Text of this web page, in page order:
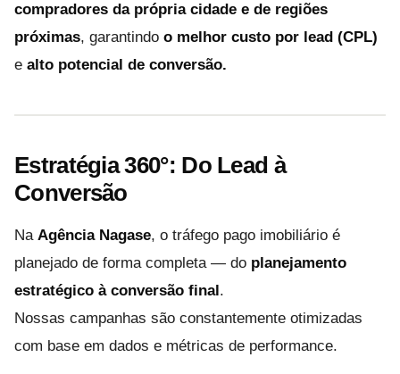
compradores da própria cidade e de regiões
próximas, garantindo o melhor custo por lead (CPL)
e alto potencial de conversão.
Estratégia 360°: Do Lead à
Conversão
Na Agência Nagase, o tráfego pago imobiliário é
planejado de forma completa — do planejamento
estratégico à conversão final.
Nossas campanhas são constantemente otimizadas
com base em dados e métricas de performance.